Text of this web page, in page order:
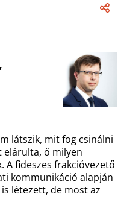
látszik, mit fog csinálni
elárulta, ő milyen
A fideszes frakcióvezető
kommunikáció alapján
létezett, de most az